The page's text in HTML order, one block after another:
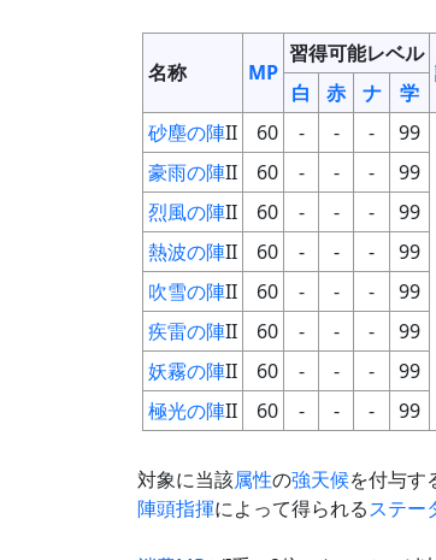
名称 MP
習得可能レベル
白
赤 ナ 学
砂塵の陣II 60 - - - 99
豪雨の陣II 60 - - - 99
烈風の陣II 60 - - - 99
熱波の陣II 60 - - - 99
吹雪の陣II 60 - - - 99
疾雷の陣II 60 - - - 99
妖霧の陣II 60 - - - 99
極光の陣II 60 - - - 99
対象に当該属性の強天候を付与す
陣頭指揮によって得られるステー